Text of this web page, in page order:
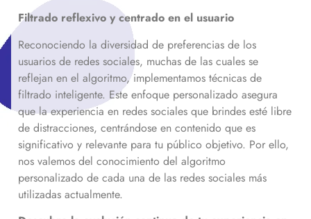
Filtrado reflexivo y centrado en el usuario
Reconociendo la diversidad de preferencias de los
usuarios de redes sociales, muchas de las cuales se
reflejan en el algoritmo, implementamos técnicas de
filtrado inteligente. Este enfoque personalizado asegura
que la experiencia en redes sociales que brindes esté libre
de distracciones, centrándose en contenido que es
significativo y relevante para tu público objetivo. Por ello,
nos valemos del conocimiento del algoritmo
personalizado de cada una de las redes sociales más
utilizadas actualmente.